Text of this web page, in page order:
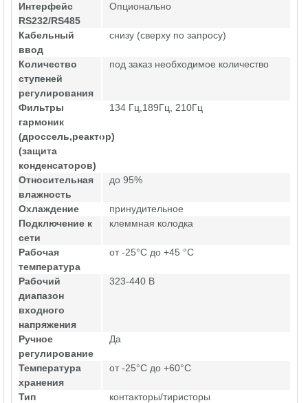
Интерфейс
RS232/RS485
Опционально
Кабельный
ввод
снизу (сверху по запросу)
Количество
ступеней
регулирования
под заказ необходимое количество
Фильтры
гармоник
(дроссель,реактор)
(защита
конденсаторов)
134 Гц,189Гц, 210Гц
Относительная
влажность
до 95%
Охлаждение
принудительное
Подключение к
сети
клеммная колодка
Рабочая
температура
от -25°C до +45 °C
Рабочий
диапазон
входного
напряжения
323-440 В
Ручное
регулирование
Да
Температура
хранения
от -25°C до +60°C
Тип
контакторы/тиристоры